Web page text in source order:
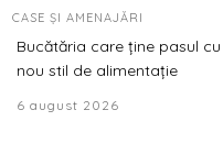
CASE ȘI AMENAJĂRI
Bucătăria care ține pasul
nou stil de alimentație
6 august 2026